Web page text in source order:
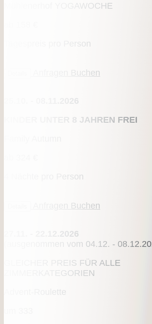
Mühlenerhof YOGAWOCHE
Tagespreis pro Person
Buchen
25.10. - 08.11.2026
KINDER UNTER 8 JAHREN FREI
4 Nächte pro Person
Buchen
27.11. - 22.12.2026
(ausgenommen vom 04.12. -
GLEICHER PREIS FÜR ALLE
ZIMMERKATEGORIEN
Advent-Roulette